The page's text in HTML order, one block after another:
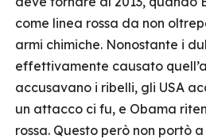
come linea rossa da non
armi chimiche. Nonostante i
effettivamente causato
accusavano i ribelli, gli USA
un attacco ci fu, e Obama
rossa. Questo però non portò